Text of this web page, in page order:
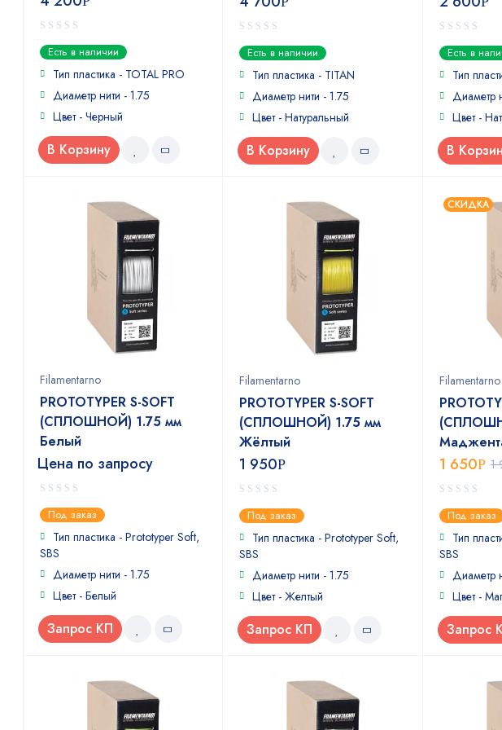
0
out
of
Есть в наличии
Тип пластика - TOTAL PRO
Диаметр нити - 1.75
Цвет - Черный
В Корзину
0
out
of
Есть в наличии
Тип пластика - TITAN
Диаметр нити - 1.75
Цвет - Натуральный
В Корзину
0
out
of
Есть в
Тип
Диаметр
Цвет -
В
Filamentarno
PROTOTYPER S-SOFT
(СПЛОШНОЙ) 1.75 мм
Белый
Цена по запросу
0
out
of
5
Под заказ
Тип пластика - Prototyper Soft,
SBS
Диаметр нити - 1.75
Цвет - Белый
Запрос КП
Filamentarno
PROTOTYPER S-SOFT
(СПЛОШНОЙ) 1.75 мм
Жёлтый
1 950Р
0
out
of
5
Под заказ
Тип пластика - Prototyper Soft,
SBS
Диаметр нити - 1.75
Цвет - Желтый
Запрос КП
СКИДКА
Filamentarno
1
1 650Р
0
out
of
5
Под заказ
Тип
SBS
Диаметр
Цвет -
Запрос